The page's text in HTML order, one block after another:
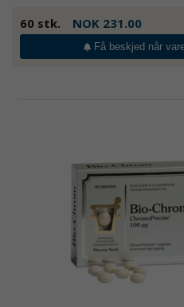
60 stk. NOK 231.00
Få beskjed når